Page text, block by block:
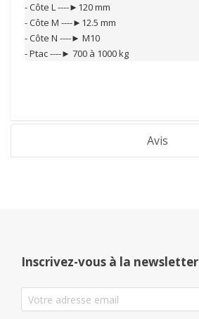
- Côte L ----►120 mm
- Côte M ----►12.5 mm
- Côte N ----► M10
- Ptac ----► 700 à 1000 kg
Avis
Inscrivez-vous à la newsletter